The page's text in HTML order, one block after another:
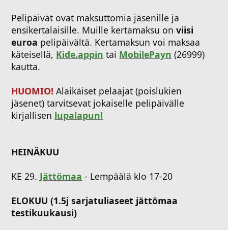
Pelipäivät ovat maksuttomia jäsenille ja
ensikertalaisille. Muille kertamaksu onviisi
euroa pelipäivältä. Kertamaksun voi maksaa
käteisellä, Kide.appin tai MobilePayn (26999)
kautta.
HUOMIO! Alaikäiset pelaajat (poislukien
jäsenet) tarvitsevat jokaiselle pelipäivälle
kirjallisen lupalapun!
HEINÄKUU
KE 29. Jättömaa - Lempäälä klo 17-20
ELOKUU (1.5j sarjatuliaseet jättömaa
testikuukausi)